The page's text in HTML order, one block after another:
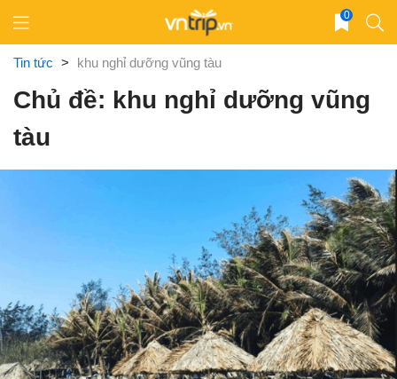
content
0
Tin tức > khu nghỉ dưỡng vũng tàu
Chủ đề: khu nghỉ dưỡng vũng
tàu